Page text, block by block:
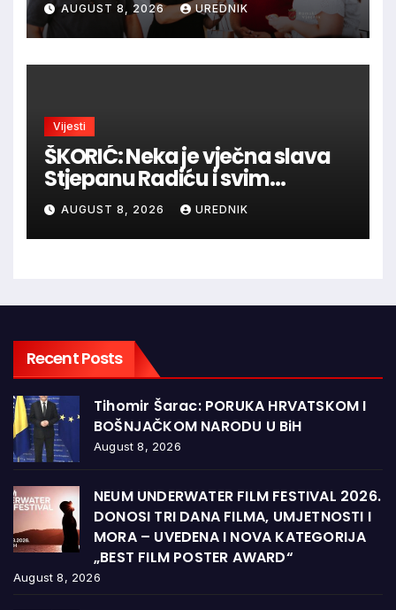
AUGUST 8, 2026 UREDNIK
Vijesti
ŠKORIĆ: Neka je vječna slava
Stjepanu Radiću i svim
hrvatskim velikanima, a
vječna zahvalnost hrvatskim
braniteljima
AUGUST 8, 2026 UREDNIK
Recent Posts
Tihomir Šarac: PORUKA HRVATSKOM I
BOŠNJAČKOM NARODU U BiH
August 8, 2026
NEUM UNDERWATER FILM FESTIVAL 2026.
DONOSI TRI DANA FILMA, UMJETNOSTI I
MORA – UVEDENA I NOVA KATEGORIJA
„BEST FILM POSTER AWARD“
August 8, 2026